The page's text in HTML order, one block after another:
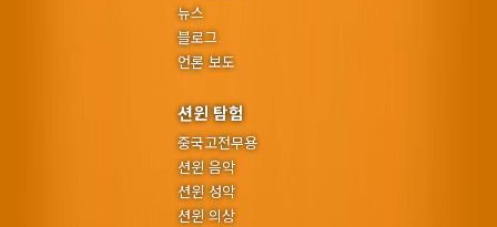
뉴스
블로그
언론 보도
션윈 탐험
중국고전무용
션윈 음악
션윈 성악
션윈 의상